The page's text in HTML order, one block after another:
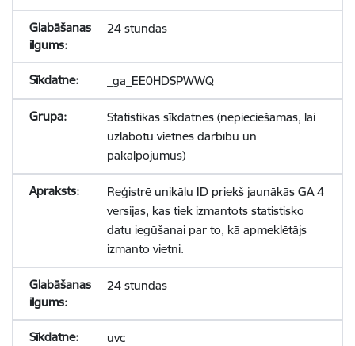
24 stundas
_ga_EE0HDSPWWQ
Statistikas sīkdatnes (nepieciešamas, lai
uzlabotu vietnes darbību un
pakalpojumus)
Reģistrē unikālu ID priekš jaunākās GA 4
versijas, kas tiek izmantots statistisko
datu iegūšanai par to, kā apmeklētājs
izmanto vietni.
24 stundas
uvc